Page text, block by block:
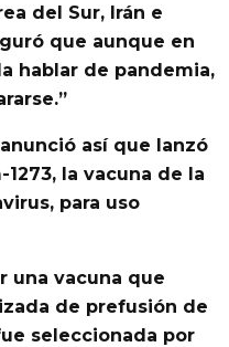
del Sur, Irán e
que aunque en
hablar de pandemia,
así que lanzó
1273, la vacuna de la
para uso
una vacuna que
de prefusión de
seleccionada por